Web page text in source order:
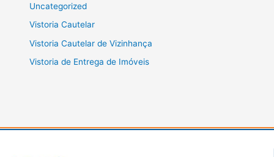
Uncategorized
Vistoria Cautelar
Vistoria Cautelar de Vizinhança
Vistoria de Entrega de Imóveis